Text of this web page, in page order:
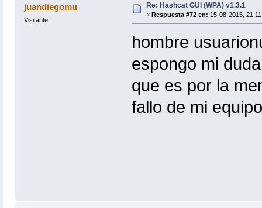
juandiegomu
Visitante
Re: Hashcat GUI (WPA) v1.3.1
« Respuesta #72 en: 15-08-2015,
hombre
espongo mi
que es por la
fallo de mi